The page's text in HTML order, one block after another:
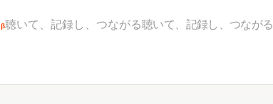
β聴いて、記録し、つながる聴いて、記録し、つながる